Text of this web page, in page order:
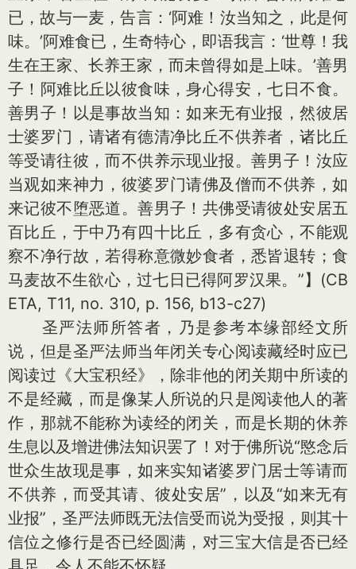
已，故与一麦，告言：‘阿难！汝当知之，此是何
味。’阿难食已，生奇特心，即语我言：‘世尊！我
生在王家、长养王家，而未曾得如是上味。’善男
子！阿难比丘以彼食味，身心得安，七日不食。
善男子！以是事故当知：如来无有业报，然彼居
士婆罗门，请诸有德清净比丘不供养者，诸比丘
等受请往彼，而不供养示现业报。善男子！汝应
当观如来神力，彼婆罗门请佛及僧而不供养，如
来记彼不堕恶道。善男子！共佛受请彼处安居五
百比丘，于中乃有四十比丘，多有贪心，不能观
察不净行故，若得称意微妙食者，悉皆退转；食
马麦故不生欲心，过七日已得阿罗汉果。”】(CB
ETA, T11, no. 310, p. 156, b13-c27)
圣严法师所答者，乃是参考本缘部经文所
说，但是圣严法师当年闭关专心阅读藏经时应已
阅读过《大宝积经》，除非他的闭关期中所读的
不是经藏，而是像某人所说的只是阅读他人的著
作，那就不能称为读经的闭关，而是长期的休养
生息以及增进佛法知识罢了！对于佛所说“愍念后
世众生故现是事，如来实知诸婆罗门居士等请而
不供养，而受其请、彼处安居”，以及“如来无有
业报”，圣严法师既无法信受而说为受报，则其十
信位之修行是否已经圆满，对三宝大信是否已经